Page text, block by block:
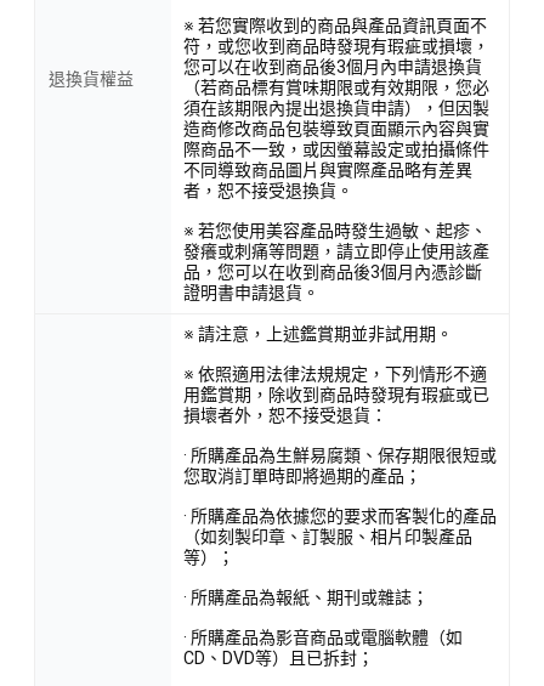
退換貨權益
※ 若您實際收到的商品與產品資訊頁面不
符，或您收到商品時發現有瑕疵或損壞，
您可以在收到商品後3個月內申請退換貨
（若商品標有賞味期限或有效期限，您必
須在該期限內提出退換貨申請），但因製
造商修改商品包裝導致頁面顯示內容與實
際商品不一致，或因螢幕設定或拍攝條件
不同導致商品圖片與實際產品略有差異
者，恕不接受退換貨。
※ 若您使用美容產品時發生過敏、起疹、
發癢或刺痛等問題，請立即停止使用該產
品，您可以在收到商品後3個月內憑診斷
證明書申請退貨。
※ 請注意，上述鑑賞期並非試用期。
※ 依照適用法律法規規定，下列情形不適
用鑑賞期，除收到商品時發現有瑕疵或已
損壞者外，恕不接受退貨：
· 所購產品為生鮮易腐類、保存期限很短或
您取消訂單時即將過期的產品；
· 所購產品為依據您的要求而客製化的產品
（如刻製印章、訂製服、相片印製產品
等）；
· 所購產品為報紙、期刊或雜誌；
· 所購產品為影音商品或電腦軟體（如
CD、DVD等）且已拆封；